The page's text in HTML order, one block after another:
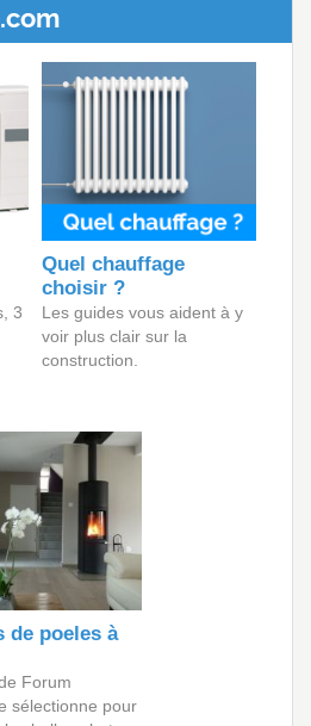
3
Quel chauffage
choisir ?
Les guides vous aident à y
voir plus clair sur la
construction.
de poeles à
Forum
sélectionne pour